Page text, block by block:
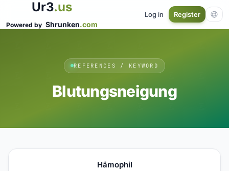
Ur3.us
Powered by Shrunken.com
Log in Register
REFERENCES / KEYWORD
Blutungsneigung
Hämophil